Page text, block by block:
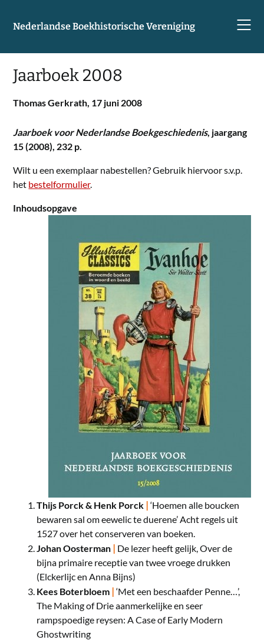
Nederlandse Boekhistorische Vereniging
Jaarboek 2008
Thomas Gerkrath, 17 juni 2008
Jaarboek voor Nederlandse Boekgeschiedenis, jaargang
15 (2008), 232 p.
Wilt u een exemplaar nabestellen? Gebruik hiervoor s.v.p.
het bestelformulier.
Inhoudsopgave
Thijs Porck & Henk Porck | ‘Hoemen alle boucken
bewaren sal om eewelic te duerene’ Acht regels uit
1527 over het conserveren van boeken.
Johan Oosterman | De lezer heeft gelijk, Over de
bijna primaire receptie van twee vroege drukken
(Elckerlijc en Anna Bijns)
Kees Boterbloem | ‘Met een beschaafder Penne…’,
The Making of Drie aanmerkelijke en seer
rampspoedige reysen: A Case of Early Modern
Ghostwriting